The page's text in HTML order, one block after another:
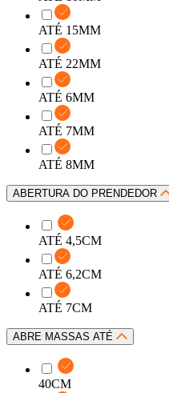
ATÉ 15MM
ATÉ 22MM
ATÉ 6MM
ATÉ 7MM
ATÉ 8MM
ABERTURA DO PRENDEDOR
ATÉ 4,5CM
ATÉ 6,2CM
ATÉ 7CM
ABRE MASSAS ATÉ
40CM